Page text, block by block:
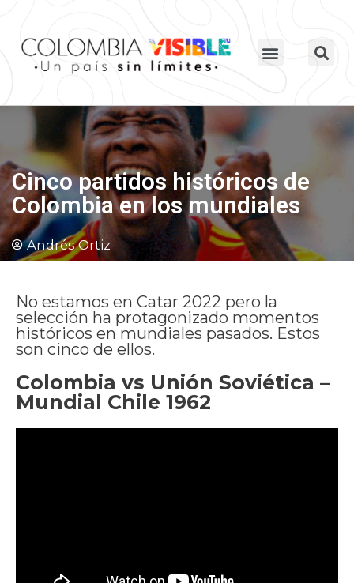
Cinco partidos históricos de
Colombia en los mundiales
Andrés Ortiz
No estamos en Catar 2022 pero la
selección ha protagonizado momentos
históricos en mundiales pasados. Estos
son cinco de ellos.
Colombia vs Unión Soviética –
Mundial Chile 1962